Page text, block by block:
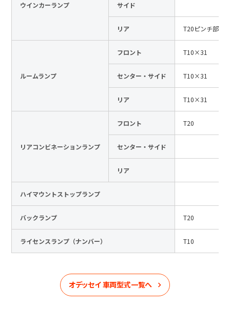
VFHY1104P、LLF0111A、ULR4B、SL035
ウインカーランプ サイド
リア T20ピンチ部違
ルームランプ
フロント T10×31
センター・サイド T10×31
リア T10×31
リアコンビネーションランプ
フロント T20
センター・サイド
リア
ハイマウントストップランプ
バックランプ T20
ライセンスランプ（ナンバー） T10
オデッセイ車両型式一覧へ